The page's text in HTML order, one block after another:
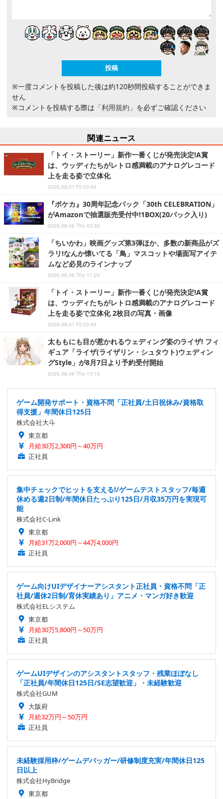
※一度コメントを投稿した後は約120秒間投稿することができま
せん
※コメントを投稿する際は 「利用規約」 を必ずご確認ください
関連ニュース
「トイ・ストーリー」新作一番くじが発売決定!A賞
は、ウッディたちがレトロ感満載のアナログレコード
上を走る姿で立体化
2026.08.07 Fri 03:40
『ポケカ』30周年記念パック「30th CELEBRATION」
がAmazonで抽選販売受付中!1BOX(20パック入り)
2026.08.06 Thu 03:30
「ちいかわ」映画グッズ第3弾ほか、多数の新商品がズ
ラリ!なんか懐いてる「鳥」マスコットや場面写アイテ
ムなど必見のラインナップ
2026.08.06 Thu 11:25
「トイ・ストーリー」新作一番くじが発売決定!A賞
は、ウッディたちがレトロ感満載のアナログレコード
上を走る姿で立体化 2枚目の写真・画像
2026.08.07 Fri 03:40
太ももにも目が惹かれるウェディング姿のライザ! フィ
ギュア「ライザ(ライザリン・シュタウト)ウェディン
グStyle」が8月7日より予約受付開始
2026.08.06 Thu 10:15
ゲーム開発サポート・資格不問「正社員/土日祝休み/資格取
得支援」年間休日125日
株式会社大斗
東京都
月給30万2,300円～40万円
正社員
集中チェックでヒットを支える!/ゲームテストスタッフ/毎週
休める週2日制/年間休日たっぷり125日/月収35万円を実現可
能
株式会社C-Link
東京都
月給31万2,000円～44万4,000円
正社員
ゲーム向けUIデザイナーアシスタント正社員・資格不問「正
社員/週休2日制/育休実績あり」アニメ・マンガ好き歓迎
株式会社ELシステム
東京都
月給30万5,800円～50万円
正社員
ゲームUIデザインのアシスタントスタッフ・残業ほぼなし
「正社員/年間休日125日/SE志望歓迎」・未経験歓迎
株式会社GUM
大阪府
月給32万円～50万円
正社員
未経験採用枠/ゲームデバッガー/研修制度充実/年間休日125
日以上
株式会社HyBridge
東京都